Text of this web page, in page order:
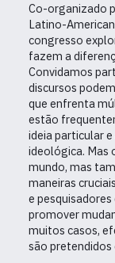
Co-organizado
Latino-
congresso
fazem a
Convidamos
discursos
que enfrenta
estão
ideia particular
ideológica. Mas
mundo, mas
maneiras
e
promover
muitos casos,
são pretendidos